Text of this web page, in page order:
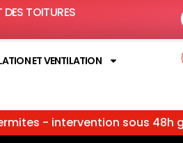
DES TOITURES
ET VENTILATION
- intervention sous 48h